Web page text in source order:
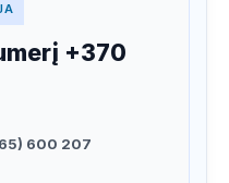
+370
600 207